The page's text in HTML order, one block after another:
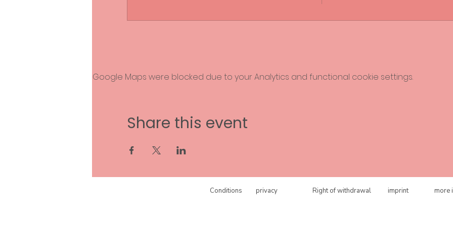
Google Maps were blocked due to your Analytics and functional cookie settings.
Share this event
privacy
Conditions Right of withdrawal imprint more